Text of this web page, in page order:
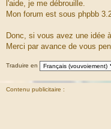
l'aide, je me débrouille.
Mon forum est sous phpbb
Donc, si vous avez une idée
Merci par avance de vous
Traduire en
Contenu publicitaire :